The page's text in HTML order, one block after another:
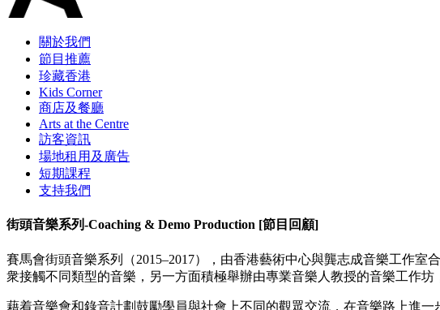
關於我們
節目推薦
珍藏香港
Kids Corner
商店及餐廳
Arts at the Centre
訪客資訊
場地租用及廣告
短期課程
支持我們
街頭音樂系列-Coaching & Demo Production [節目回顧]
賽馬會街頭音樂系列（2015–2017），由香港藝術中心與龔志成音樂工作
衆接觸不同類型的音樂，另一方面積極舉辦由專業音樂人教授的音樂工作坊
藉着音樂會和錄音計劃鼓勵學員與社會上不同的觀眾交流，在音樂路上進